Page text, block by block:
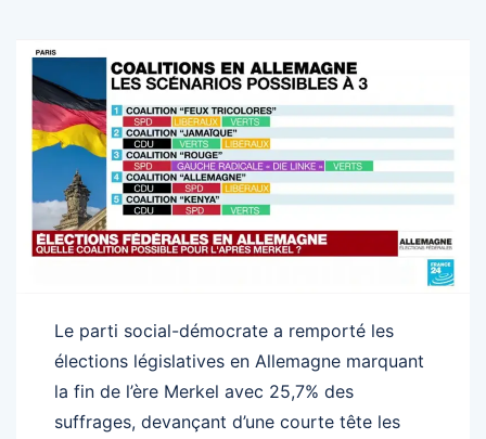
Le parti social-démocrate a remporté les
élections législatives en Allemagne marquant
la fin de l’ère Merkel avec 25,7% des
suffrages, devançant d’une courte tête les